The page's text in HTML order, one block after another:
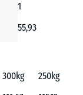
1
55,93
300kg
250kg